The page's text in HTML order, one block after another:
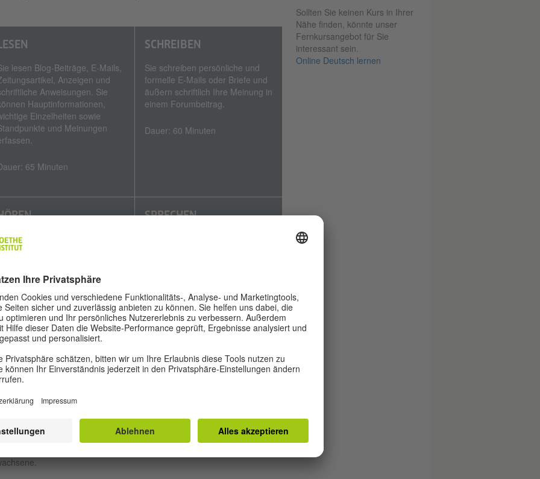
lesen Blog-Beiträge, E‑Mails,
Anzeigen und
Anweisungen. Sie
Hauptinformationen,
Einzelheiten sowie
und Meinungen
65 Minuten
SCHREIBEN
Sie schreiben persönliche und
formelle E‑Mails oder Briefe und
äußern schriftlich Ihre Meinung in
einem Forumbeitrag.
Dauer: 60 Minuten
hören Durchsagen, kurze
informelle Gespräche
Sie können
und wichtige
erfassen.
40 Minuten
SPRECHEN
unterbreiten Vorschläge. Sie
tragen eine Präsentation zu
einem Thema aus dem Alltag frei
vor und beantworten Fragen
Dauer: etwa 15 Minuten
Sollten Sie keinen Kurs in Ihrer
Nähe finden, könnte unser
Fernkursangebot für Sie
interessant sein.
Online Deutsch lernen